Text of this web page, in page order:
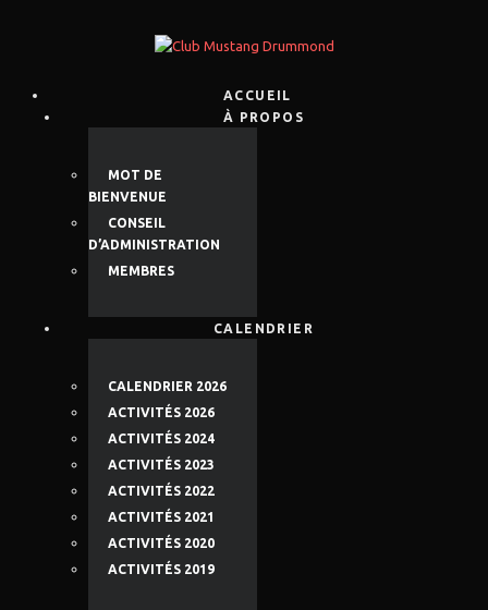
ACCUEIL
À PROPOS
MOT DE
BIENVENUE
CONSEIL
D’ADMINISTRATION
MEMBRES
CALENDRIER
CALENDRIER 2026
ACTIVITÉS 2026
ACTIVITÉS 2024
ACTIVITÉS 2023
ACTIVITÉS 2022
ACTIVITÉS 2021
ACTIVITÉS 2020
ACTIVITÉS 2019